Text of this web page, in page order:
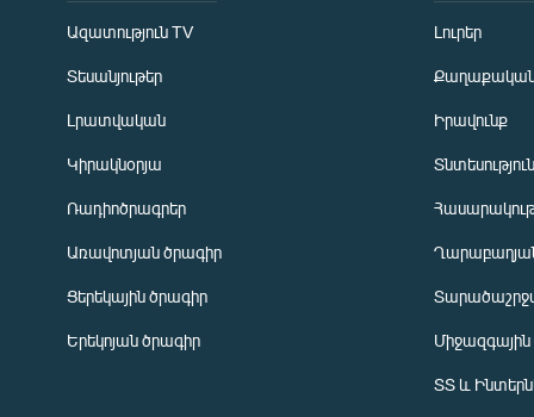
Ազատություն TV
Տեսանյութեր
Լրատվական
Կիրակնօրյա
Ռադիոծրագրեր
Առավոտյան ծրագիր
Ցերեկային ծրագիր
Երեկոյան ծրագիր
Լուրեր
Իրավունք
Տնտեսություն
Միջազգային
ՏՏ և